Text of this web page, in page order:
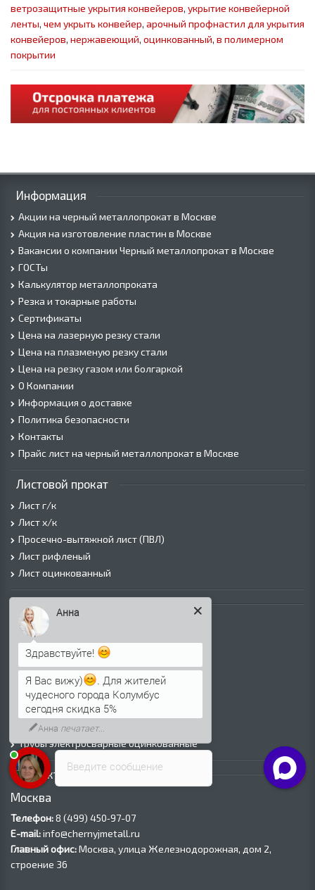
ветрозащитные укрытия конвейеров, укрытие конвейерной
ленты, чем укрыть конвейер, арочный профнастил для укрытия
конвейеров, нержавеющий, оцинкованный, в полимерном
покрытии
Информация
Акции на черный металлопрокат в Москве
Акция на изготовление пластин в Москве
Вакансии о компании Черный металлопрокат в Москве
ГОСТы
Калькулятор металлопроката
Резка и токарные работы
Сертификаты
Цена на лазерную резку стали
Цена на плазменую резку стали
Цена на резку газом или болгаркой
О Компании
Информация о доставке
Политика безопасности
Контакты
Прайс лист на черный металлопрокат в Москве
Листовой прокат
Лист г/к
Лист х/к
Просечно-вытяжной лист (ПВЛ)
Лист рифленый
Лист оцинкованный
Трубы
Трубы горячедеформированные
Труба холоднодеформированная
Трубы ВГП (Водогазопроводные)
Трубы ВГП оцинкованные
Трубы электросварные круглые
Трубы электросварные квадратные
Трубы электросварные прямоугольные
Трубы электросварные оцинкованные
Контакты
Москва
Телефон:8 (499) 450‑97-07
E-mail:info@chernyjmetall.ru
Главный офис:Москва, улица Железнодорожная, дом 2,
строение 36
Введите сообщение
Анна
Здравствуйте!
Я Вас вижу)
. Для жителей
чудесного города Колумбус
сегодня скидка 5%
Анна печатает...